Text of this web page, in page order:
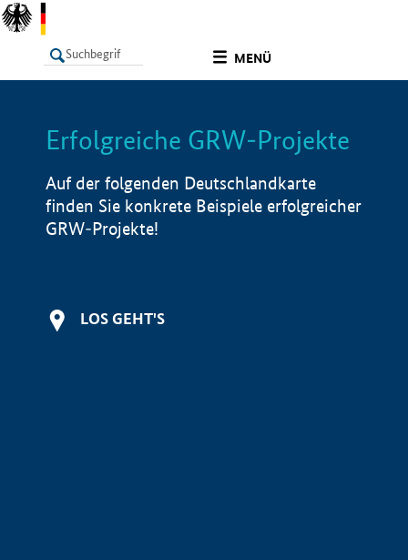
MENÜ
LISTE Info
Erfolgreiche GRW-Projekte
Auf der folgenden Deutschlandkarte
finden Sie konkrete Beispiele erfolgreicher
GRW-Projekte!
LOS GEHT'S